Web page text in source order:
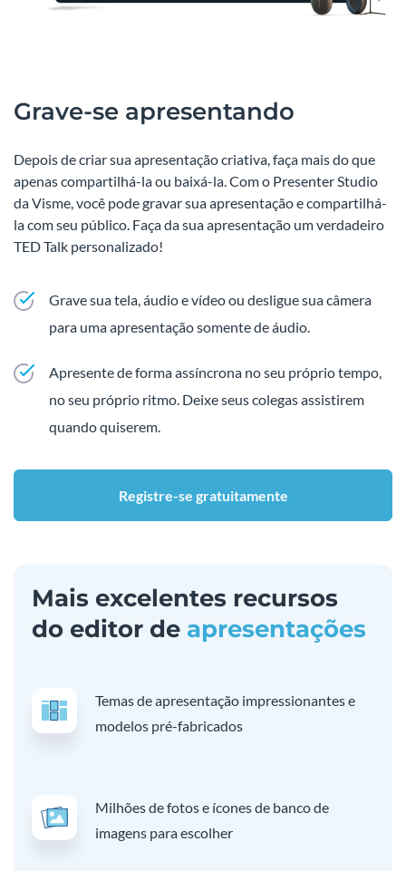
Grave-se apresentando
Depois de criar sua apresentação criativa, faça mais do que
apenas compartilhá-la ou baixá-la. Com o Presenter Studio
da Visme, você pode gravar sua apresentação e compartilhá-
la com seu público. Faça da sua apresentação um verdadeiro
TED Talk personalizado!
Grave sua tela, áudio e vídeo ou desligue sua câmera
para uma apresentação somente de áudio.
Apresente de forma assíncrona no seu próprio tempo,
no seu próprio ritmo. Deixe seus colegas assistirem
quando quiserem.
Registre-se gratuitamente
Mais excelentes recursos
do editor de apresentações
Temas de apresentação impressionantes e
modelos pré-fabricados
Milhões de fotos e ícones de banco de
imagens para escolher